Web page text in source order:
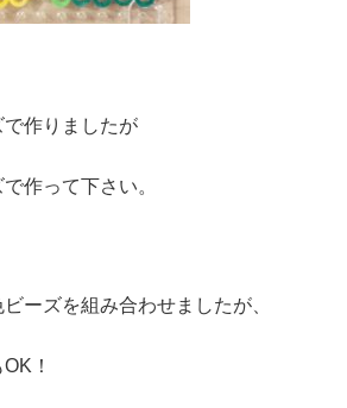
で作りましたが
作って下さい。
ーズを組み合わせましたが、
！